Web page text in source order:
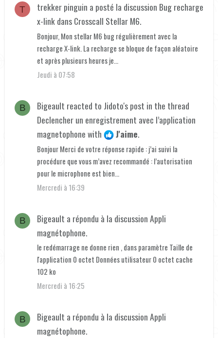
T trekker pinguin a posté la discussion Bug recharge
x-linkdansCrosscall Stellar M6.
Bonjour, Mon stellar M6 bug régulièrement avec la
recharge X-link. La recharge se bloque de façon aléatoire
et après plusieurs heures je...
Jeudi à 07:58
B Bigeault reacted to Jidoto's post in the thread
Declencher un enregistrement avec l’application
magnetophonewith J'aime.
Bonjour Merci de votre réponse rapide : j’ai suivi la
procédure que vous m’avez recommandé : l’autorisation
pour le microphone est bien...
Mercredi à 16:39
B Bigeault a répondu à la discussionAppli
magnétophone.
le redémarrage ne donne rien , dans paramètre Taille de
l'application 0 octet Données utilisateur 0 octet cache
102 ko
Mercredi à 16:25
B Bigeault a répondu à la discussionAppli
magnétophone.